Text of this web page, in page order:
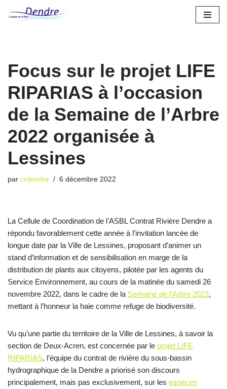
Focus sur le projet LIFE
RIPARIAS à l’occasion
de la Semaine de l’Arbre
2022 organisée à
Lessines
par crdendre 6 décembre 2022
La Cellule de Coordination de l’ASBL Contrat Rivière Dendre a
répondu favorablement cette année à l’invitation lancée de
longue date par la Ville de Lessines, proposant d’animer un
stand d’information et de sensibilisation en marge de la
distribution de plants aux citoyens, pilotée par les agents du
Service Environnement, au cours de la matinée du samedi 26
novembre 2022, dans le cadre de la Semaine de l’Arbre 2022,
mettant à l’honneur la haie comme refuge de biodiversité.
Vu qu’une partie du territoire de la Ville de Lessines, à savoir la
section de Deux-Acren, est concernée par le projet LIFE
RIPARIAS, l’équipe du contrat de rivière du sous-bassin
hydrographique de la Dendre a priorisé son discours
principalement, mais pas exclusivement, sur les espèces